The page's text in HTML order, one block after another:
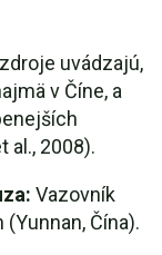
uvádzajú,
v Číne, a
al., 2008).
Vazovník
Čína).